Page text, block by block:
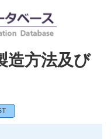
造方法及び